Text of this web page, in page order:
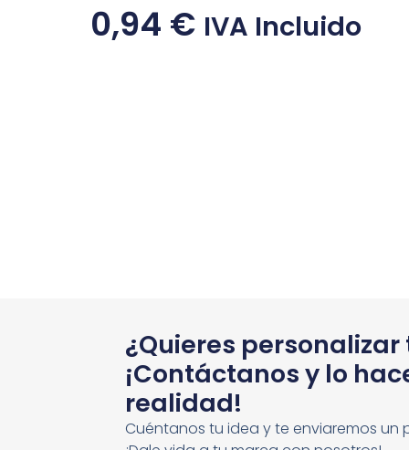
0,94 € IVA Incluido
¿Quieres
¡Contáctanos y lo
realidad!
Cuéntanos tu idea y te enviaremos un